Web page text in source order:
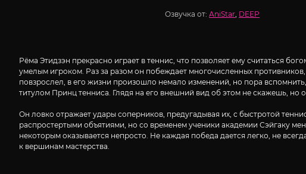
Озвучка от: AniStar, DEEP
Рёма Этидзэн прекрасно играет в теннис, что позволяет ему считаться
умелым игроком. Раз за разом он побеждает многочисленных
повзрослел, в его жизни произошло немало изменений, но пора
титулом Принц тенниса. Глядя на его внешний вид об этом не скажешь, но
Он ловко отражает удары соперников, предугадывая их, с быстротой
распростертыми объятиями, но со временем ученики академии Сэйгаку
некоторым оказывается непросто. Не каждая победа дается легко, не
к вершинам мастерства.